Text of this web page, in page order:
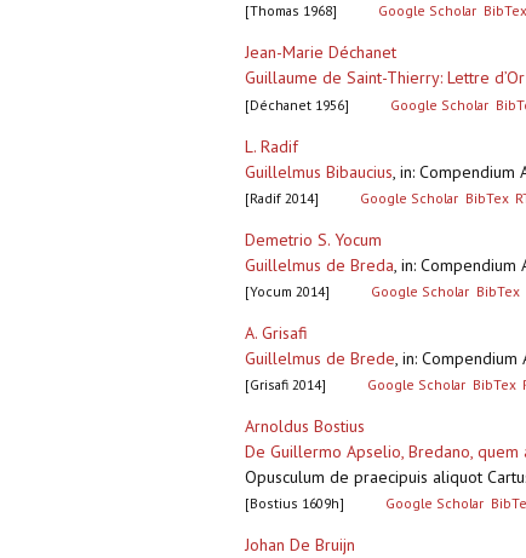
[Thomas 1968] Google Scholar BibTex
Jean-Marie Déchanet
Guillaume de Saint-Thierry: Lettre
[Déchanet 1956] Google Scholar
L. Radif
Guillelmus Bibaucius, in: Compendium
[Radif 2014] Google Scholar BibTex
Demetrio S. Yocum
Guillelmus de Breda, in: Compendium
[Yocum 2014] Google Scholar BibTex
A. Grisafi
Guillelmus de Brede, in: Compendium
[Grisafi 2014] Google Scholar BibTex
Arnoldus Bostius
De Guillermo Apselio, Bredano,
Opusculum de praecipuis aliquot
[Bostius 1609h] Google Scholar
Johan De Bruijn